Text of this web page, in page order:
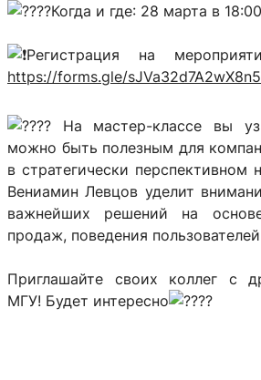
Когда и где: 28 марта в
Регистрация на
https://forms.gle/
На мастер-классе вы
можно быть полезным для
в стратегически перспективном
Вениамин Левцов уделит
важнейших решений на
продаж, поведения
Приглашайте своих коллег с
МГУ! Будет интересно